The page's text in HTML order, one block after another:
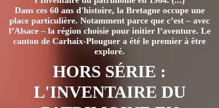
1870
Dans ces 60 ans d'histoire, la Bretagne occupe une
place particulière. Notamment parce que c’est – avec
l’Alsace – la région choisie pour initier l’aventure. Le
canton de Carhaix-Plouguer a été le premier à être
exploré.
HORS SÉRIE :
L'INVENTAIRE DU